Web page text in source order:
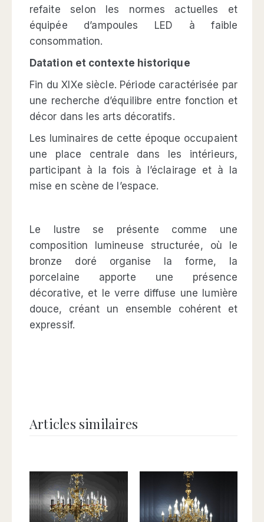
refaite selon les normes actuelles et
équipée d’ampoules LED à faible
consommation.
Datation et contexte historique
Fin du XIXe siècle. Période caractérisée par
une recherche d’équilibre entre fonction et
décor dans les arts décoratifs.
Les luminaires de cette époque occupaient
une place centrale dans les intérieurs,
participant à la fois à l’éclairage et à la
mise en scène de l’espace.
Le lustre se présente comme une
composition lumineuse structurée, où le
bronze doré organise la forme, la
porcelaine apporte une présence
décorative, et le verre diffuse une lumière
douce, créant un ensemble cohérent et
expressif.
Articles similaires